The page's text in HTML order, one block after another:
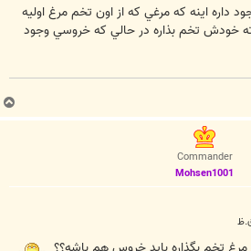
اينه كه مرغي كه از اون تخم مرغ اوليه
خودش تخم بذاره در حالي كه خروسي وجود
ب
ا
Commander
Mohsen1001